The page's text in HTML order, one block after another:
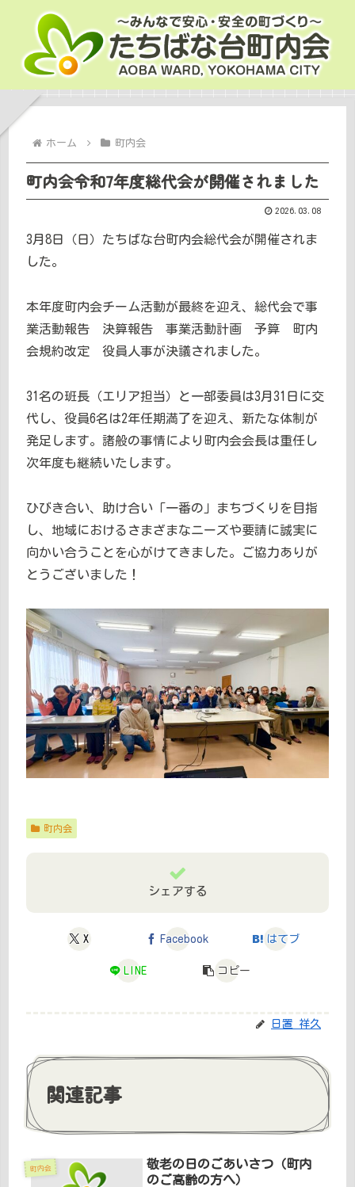
ホーム 町内会
町内会令和7年度総代会が開催されました
2026.03.08
3月8日（日）たちばな台町内会総代会が開催されま
した。
本年度町内会チーム活動が最終を迎え、総代会で事
業活動報告 決算報告 事業活動計画 予算 町内
会規約改定 役員人事が決議されました。
31名の班長（エリア担当）と一部委員は3月31日に交
代し、役員6名は2年任期満了を迎え、新たな体制が
発足します。諸般の事情により町内会会長は重任し
次年度も継続いたします。
ひびき合い、助け合い「一番の」まちづくりを目指
し、地域におけるさまざまなニーズや要請に誠実に
向かい合うことを心がけてきました。ご協力ありが
とうございました！
町内会
シェアする
X Facebook はてブ
LINE コピー
日置 祥久
関連記事
町内会
敬老の日のごあいさつ（町内
のご高齢の方へ）